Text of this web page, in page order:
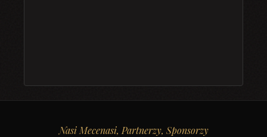
Nasi Mecenasi, Partnerzy, Sponsorzy